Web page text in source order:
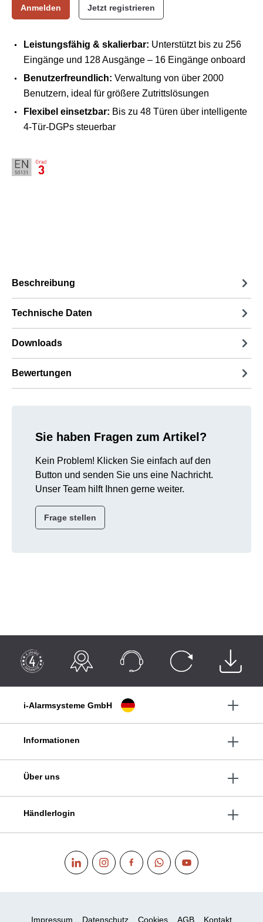
Anmelden Jetzt registrieren
Leistungsfähig & skalierbar: Unterstützt bis zu 256
Eingänge und 128 Ausgänge – 16 Eingänge onboard
Benutzerfreundlich: Verwaltung von über 2000
Benutzern, ideal für größere Zutrittslösungen
Flexibel einsetzbar: Bis zu 48 Türen über intelligente
4-Tür-DGPs steuerbar
Beschreibung
Technische Daten
Downloads
Bewertungen
Sie haben Fragen zum Artikel?
Kein Problem! Klicken Sie einfach auf den
Button und senden Sie uns eine Nachricht.
Unser Team hilft Ihnen gerne weiter.
Frage stellen
i-Alarmsysteme GmbH
Informationen
Über uns
Händlerlogin
Impressum Datenschutz Cookies AGB Kontakt